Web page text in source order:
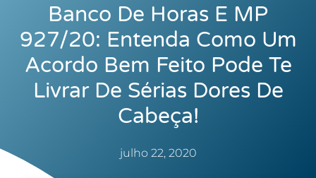
Banco De Horas E MP
927/20: Entenda Como Um
Acordo Bem Feito Pode Te
Livrar De Sérias Dores De
Cabeça!
julho 22, 2020